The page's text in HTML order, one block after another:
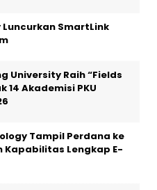
SmartLink
University Raih “Fields
14 Akademisi PKU
Tampil Perdana ke
Kapabilitas Lengkap E-